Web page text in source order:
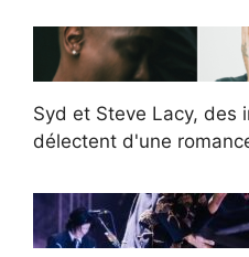
Syd et Steve Lacy, des
délectent d'une